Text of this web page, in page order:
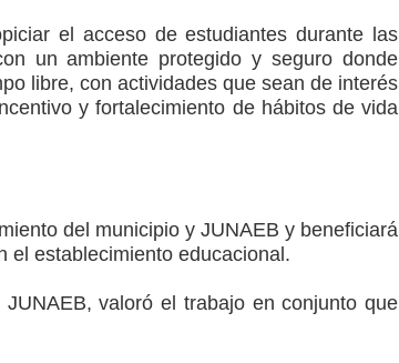
el acceso de estudiantes durante las
un ambiente protegido y seguro donde
libre, con actividades que sean de interés
y fortalecimiento de hábitos de vida
del municipio y JUNAEB y beneficiará
el establecimiento educacional.
valoró el trabajo en conjunto que